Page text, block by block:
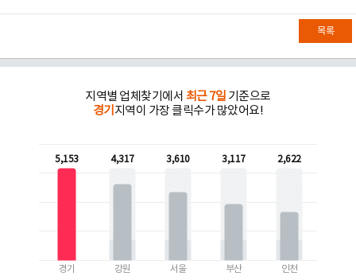
목록
지역별 업체찾기에서 최근 7일 기준으로
경기 지역이 가장 클릭수가 많았어요!
5,153
경기
4,317
강원
3,610
서울
3,117
부산
2,622
인천